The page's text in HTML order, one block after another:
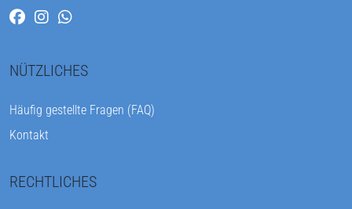
NÜTZLICHES
Häufig gestellte Fragen (FAQ)
Kontakt
RECHTLICHES